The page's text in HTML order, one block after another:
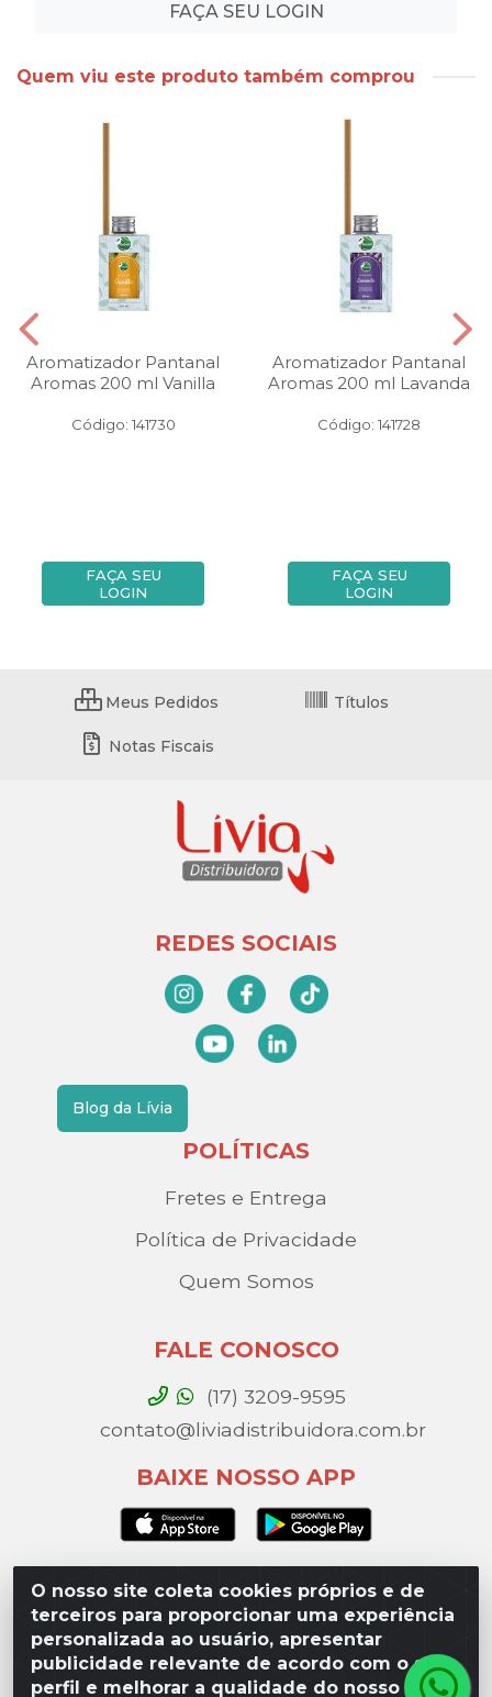
FAÇA SEU LOGIN
Quem viu este produto também comprou
Aromatizador Pantanal
Aromas 200 ml Vanilla
Código: 141730
FAÇA SEU
LOGIN
Aromatizador Pantanal
Aromas 200 ml Lavanda
Código: 141728
FAÇA SEU
LOGIN
O nosso site coleta cookies próprios e de
terceiros para proporcionar uma experiência
personalizada ao usuário, apresentar
publicidade relevante de acordo com o seu
perfil e melhorar a qualidade do nosso site.
Meus Pedidos Títulos
Notas Fiscais
REDES SOCIAIS
Blog da Lívia
POLÍTICAS
Fretes e Entrega
Política de Privacidade
Quem Somos
FALE CONOSCO
(17) 3209-9595
contato@liviadistribuidora.com.br
BAIXE NOSSO APP
Lívia Distribuidora - Av. Percy Gandini, 329 – Vila
Toninho, São José do Rio Preto / SP - CEP 15077-
000 - CNPJ 49.975.923/0003-10